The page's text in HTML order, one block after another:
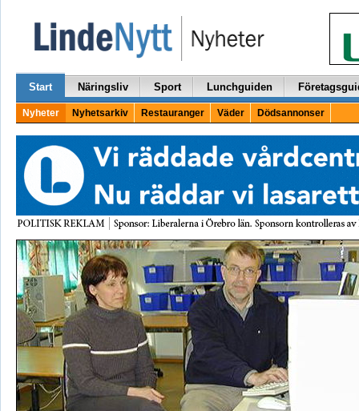
Start Näringsliv Sport Lunchguiden
Nyheter Nyhetsarkiv Restauranger Väder Dödsannonser